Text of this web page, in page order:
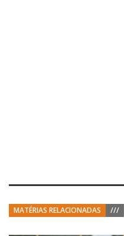
MATÉRIAS RELACIONADAS ///